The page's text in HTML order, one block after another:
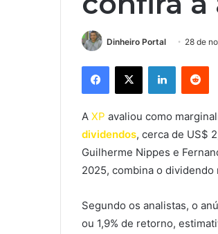
Dinheiro Portal 28 de
Facebook
X Linkedin
A XP avaliou como
dividendos, cerca de US$
Guilherme Nippes e
2025, combina o
Segundo os analistas, o
ou 1,9% de retorno,